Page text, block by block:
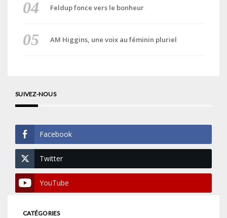
Feldup fonce vers le bonheur
AM Higgins, une voix au féminin pluriel
SUIVEZ-NOUS
Facebook
Twitter
YouTube
CATÉGORIES